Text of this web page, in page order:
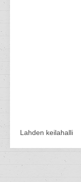
Lahden keilahalli